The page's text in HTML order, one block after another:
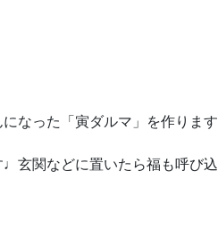
なった「寅ダルマ」を作ります
玄関などに置いたら福も呼び込